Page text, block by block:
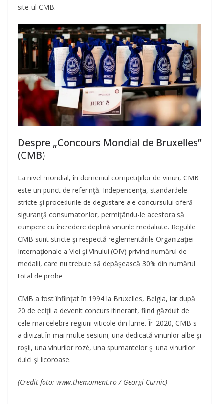
site-ul CMB.
Despre „Concours Mondial de Bruxelles”
(CMB)
La nivel mondial, în domeniul competiţiilor de vinuri, CMB
este un punct de referinţă. Independenţa, standardele
stricte şi procedurile de degustare ale concursului oferă
siguranţă consumatorilor, permiţându-le acestora să
cumpere cu încredere deplină vinurile medaliate. Regulile
CMB sunt stricte şi respectă reglementările Organizaţiei
Internaţionale a Viei şi Vinului (OIV) privind numărul de
medalii, care nu trebuie să depăşească 30% din numărul
total de probe.
CMB a fost înfiinţat în 1994 la Bruxelles, Belgia, iar după
20 de ediţii a devenit concurs itinerant, fiind găzduit de
cele mai celebre regiuni viticole din lume. În 2020, CMB s-
a divizat în mai multe sesiuni, una dedicată vinurilor albe şi
roşii, una vinurilor rozé, una spumantelor şi una vinurilor
dulci şi licoroase.
(Credit foto: www.themoment.ro / Georgi Curnic)